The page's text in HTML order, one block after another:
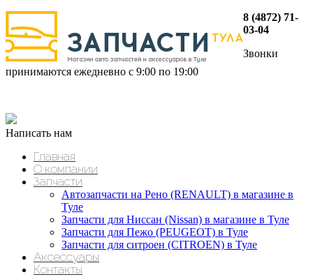
8 (4872) 71-
03-04
Звонки
принимаются ежедневно с 9:00 по 19:00
Написать нам
Главная
О компании
Запчасти
Автозапчасти на Рено (RENAULT) в магазине в
Туле
Запчасти для Ниссан (Nissan) в магазине в Туле
Запчасти для Пежо (PEUGEOT) в Туле
Запчасти для ситроен (CITROEN) в Туле
Аксессуары
Контакты